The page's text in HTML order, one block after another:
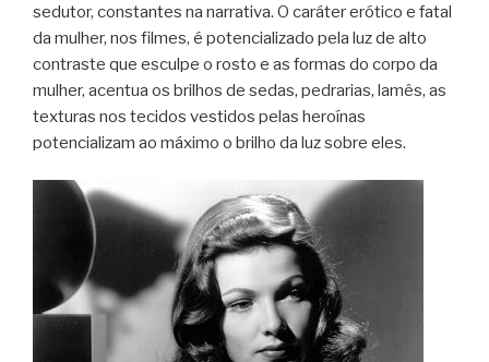
sedutor, constantes na narrativa. O caráter erótico e fatal
da mulher, nos filmes, é potencializado pela luz de alto
contraste que esculpe o rosto e as formas do corpo da
mulher, acentua os brilhos de sedas, pedrarias, lamês, as
texturas nos tecidos vestidos pelas heroínas
potencializam ao máximo o brilho da luz sobre eles.